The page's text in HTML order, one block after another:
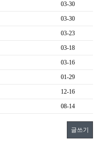
03-30
03-30
03-23
03-18
03-16
01-29
12-16
08-14
글쓰기